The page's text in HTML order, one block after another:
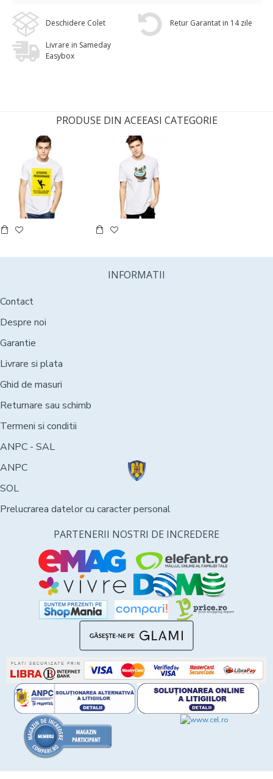
Deschidere Colet Retur Garantat in 14 zile
Livrare in Sameday
Easybox
PRODUSE DIN ACEEASI CATEGORIE
INFORMATII
Contact
Despre noi
Garantie
Livrare si plata
Ghid de masuri
Returnare sau schimb
Termeni si conditii
ANPC - SAL
ANPC
SOL
Prelucrarea datelor cu caracter personal
PARTENERII NOSTRI DE INCREDERE